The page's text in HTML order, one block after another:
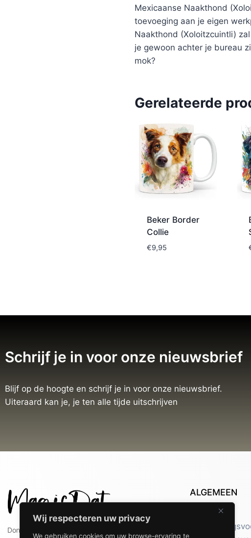
Wij respecteren uw privacy
We gebruiken cookies om uw browse-ervaring te
Mexicaanse Naakthond
toevoeging aan je eigen
Naakthond (Xoloitzcuintli)
je gewoon achter je bureau
mok?
Gerelateerde
Beker Border
Collie
€9,95
Schrijf je in voor onze nieuwsbrief
Blijf op de hoogte en schrijf je in voor onze nieuwsbrief.
Uiteraard kan je, je ten alle tijde uitschrijven
Doniaweg 9
ALGEMEEN
Contact